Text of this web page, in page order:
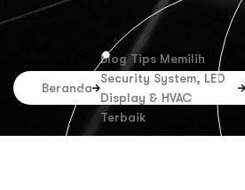
Beranda
Blog Tips Memilih
Security System, LED
Display & HVAC
Terbaik